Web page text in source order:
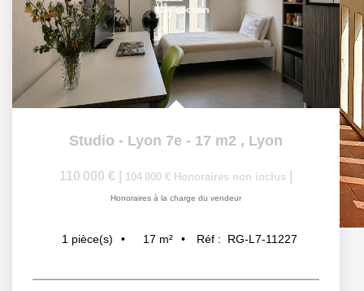
Studio - Lyon 7e - 17 m2 , Lyon
110 000 € 104 000 € Honoraires non inclus
Honoraires à la charge du vendeur
1 pièce(s) 17 m² Réf : RG-L7-11227